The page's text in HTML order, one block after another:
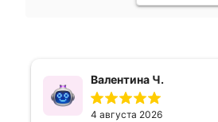
Валентина Ч.
4 августа 2026